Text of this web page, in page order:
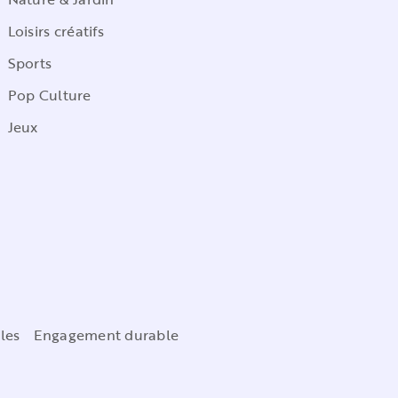
Loisirs créatifs
Sports
Pop Culture
Jeux
Engagement durable